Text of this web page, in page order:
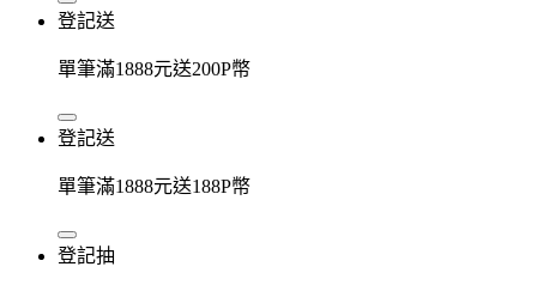
登記送
單筆滿1888元送200P幣
登記送
單筆滿1888元送188P幣
登記抽